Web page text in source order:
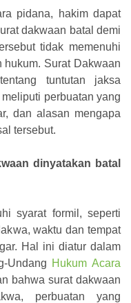
pidana, hakim dapat
dakwaan batal demi
tidak memenuhi
hukum. Surat Dakwaan
tuntutan jaksa
perbuatan yang
dan alasan mengapa
tersebut.
dinyatakan batal
syarat formil, seperti
waktu dan tempat
Hal ini diatur dalam
Undang Hukum Acara
bahwa surat dakwaan
perbuatan yang